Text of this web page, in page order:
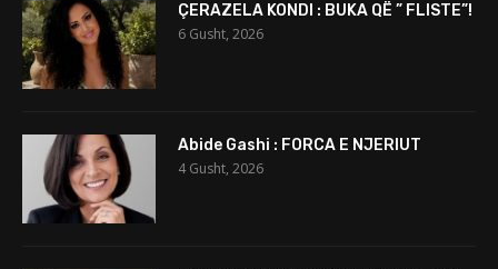
ÇERAZELA KONDI : BUKA QË ” FLISTE”!
6 Gusht, 2026
Abide Gashi : FORCA E NJERIUT
4 Gusht, 2026